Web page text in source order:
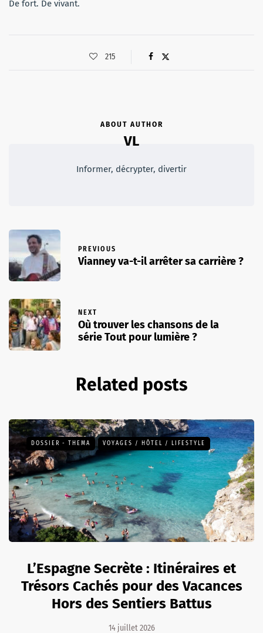
De fort. De vivant.
215
ABOUT AUTHOR
VL
Informer, décrypter, divertir
PREVIOUS
Vianney va-t-il arrêter sa carrière ?
NEXT
Où trouver les chansons de la
série Tout pour lumière ?
Related posts
DOSSIER - THEMA VOYAGES / HÔTEL / LIFESTYLE
L’Espagne Secrète : Itinéraires et
Trésors Cachés pour des Vacances
Hors des Sentiers Battus
14 juillet 2026